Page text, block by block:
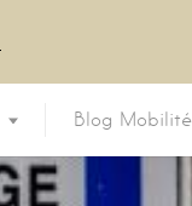
Blog Mobilité